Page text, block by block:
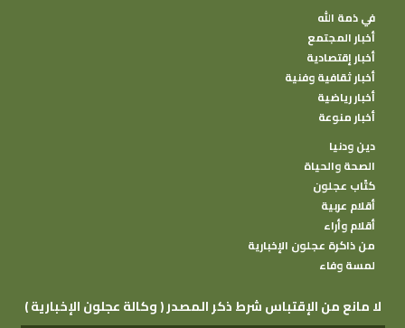
في ذمة الله
أخبار المجتمع
أخبار إقتصادية
أخبار ثقافية وفنية
أخبار رياضية
أخبار منوعة
دين ودنيا
الصحة والحياة
كتًاب عجلون
أقلام عربية
أقلام وأراء
من ذاكرة عجلون الإخبارية
لمسة وفاء
( وكالة عجلون الإخبارية ) لا مانع من الإقتباس شرط ذكر المصدر